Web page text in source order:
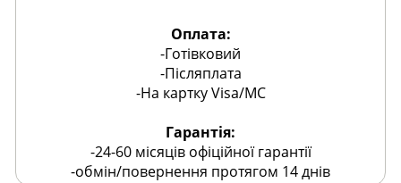
Оплата:
-Готівковий
-Післяплата
-На картку Visa/MC
Гарантія:
-24-60 місяців офіційної гарантії
-обмін/повернення протягом 14 днів